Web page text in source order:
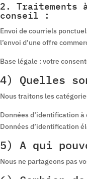
2. Traitements
conseil :
Envoi de courriels
l’envoi d’une offre
Base légale : votre
4) Quelles
Nous traitons les
Données d’identification
Données d’identification
5) A qui
Nous ne partageons pas